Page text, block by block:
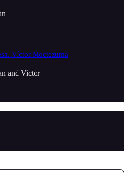
Víctor Moctezuma
and Victor